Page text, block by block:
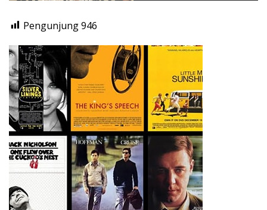
Pengunjung946